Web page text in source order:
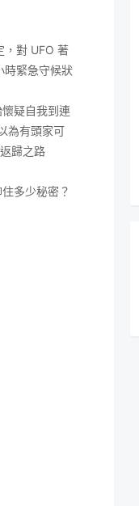
，對 UFO 著
時緊急守候狀
懷疑自我到連
為有頭家可
歸之路
多少秘密？